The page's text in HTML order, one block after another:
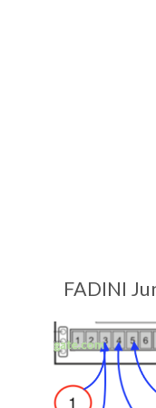
FADINI